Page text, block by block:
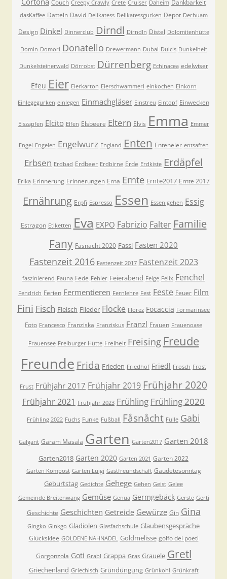
Couch Creepy Crawly Crete Cruiser Daheim Dankbarkeit
dasKaffee Datteln David Delikatess Delikatessgurken Depot Derhuam
Design Dinkel Dinnerclub Dirndl Dirndln Distel Dolomitenhütte
Domin Domori Donatello Drewermann Dubai Dulcis Dunkelheit
Dunkelsteinerwald Dörrobst Dürrenberg Echinacea edelwiser
Efeu Eier Eierkarton Eierschwammerl einkochen Einkorn
Einlegegurken einlegen Einmachgläser Einstreu Eintopf Einwecken
Eiszapfen Elcito Elfen Elsbeere Eltern Elvis Emma Emmer
Engel Engelen Engelwurz England Enten Enteneier entsaften
Erbsen Erdbad Erdbeer Erdbirne Erde Erdkiste Erdäpfel
Erika Erinnerung Erinnerungen Erna Ernte Ernte2017 Ernte 2017
Ernährung Erpfi Espresso Essen Essen gehen Essig
Estragon Etiketten Eva EXPO Fabrizio Falter Familie
Fany Fasnacht 2020 Fassl Fasten 2020
Fastenzeit 2016 Fastenzeit 2017 Fastenzeit 2023
faszinierend Fauna Fede Fehler Feierabend Feige Felix Fenchel
Fendrich Ferien Fermentieren Fernlehre Fest Feste Feuer Film
Fini Fisch Fleisch Flieder Flocke Florez Focaccia Formarinsee
Foto Francesco Franziska Franziskus Franzl Frauen Frauenoase
Frauensee Freiburger Hütte Freiheit Freising Freude
Freunde Frida Frieden Friedhof Friedl Frosch Frost
Frust Frühjahr 2017 Frühjahr 2019 Frühjahr 2020
Frühjahr 2021 Frühjahr 2023 Frühling Frühling 2020
Frühling 2022 Fuchs Funke Fußball Fåsnåcht Fülle Gabi
Galgant Garam Masala Garten Garten2017 Garten 2018
Garten2018 Garten 2020 Garten 2021 Garten 2022
Garten Kompost Garten Luigi Gastfreundschaft Gaudetesonntag
Geburtstag Gedichte Gehege Gehen Geist Gelee
Gemeinde Breitenwang Gemüse Genua Germgebäck Gerste Gerti
Geschichte Geschichten Getreide Gewürze Gin Gina
Gingko Ginkgo Gladiolen Glasfachschule Glaubensgespräche
Glücksklee GOLDENE NÄHNADEL Goldmelisse golfo dei poeti
Gorgonzola Goti Grabl Grappa Gras Grauele Gretl
Griechenland Griechisch Gründüngung Grünkohl Grünkraft